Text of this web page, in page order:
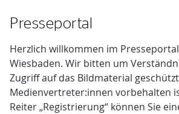
Presseportal
Herzlich willkommen im
Wiesbaden. Wir bitten um
Zugriff auf das Bildmaterial
Medienvertreter:innen vorbehalten
Reiter „Registrierung“ können Sie